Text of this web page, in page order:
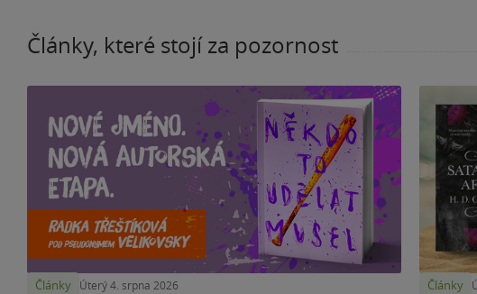
Články, které stojí za pozornost
Články Úterý 4. srpna 2026 Články